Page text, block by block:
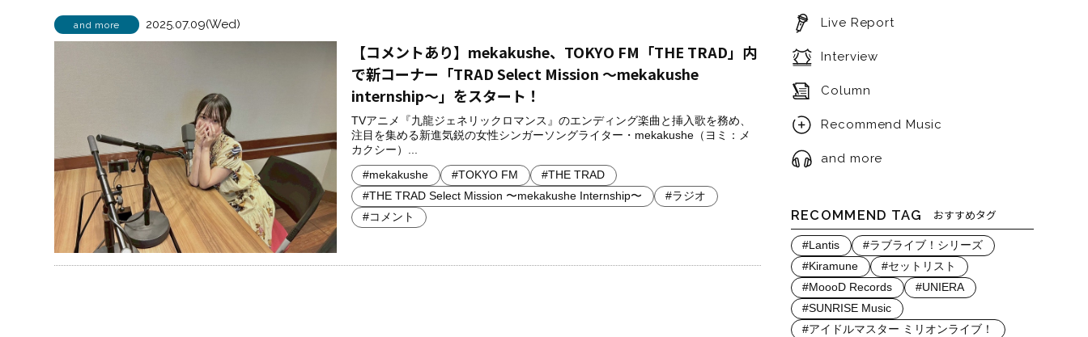
and more 2025.07.09(Wed)
【コメントあり】mekakushe、TOKYO FM「THE TRAD」内
で新コーナー「TRAD Select Mission ～mekakushe
internship～」をスタート！
TVアニメ『九龍ジェネリックロマンス』のエンディング楽曲と挿入歌を務め、
注目を集める新進気鋭の女性シンガーソングライター・mekakushe（ヨミ：メ
カクシー）...
#mekakushe #TOKYO FM
#THE TRAD
#THE TRAD Select Mission 〜mekakushe Internship〜
#ラジオ
#コメント
Live Report
Interview
Column
Recommend Music
and more
RECOMMEND TAG おすすめタグ
#Lantis
#ラブライブ！シリーズ
#Kiramune
#セットリスト
#MoooD Records
#UNIERA
#SUNRISE Music
#アイドルマスター ミリオンライブ！